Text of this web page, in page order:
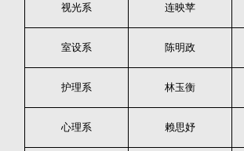
视光系 连映苹
室设系 陈明政
护理系 林玉衡
心理系 赖思妤